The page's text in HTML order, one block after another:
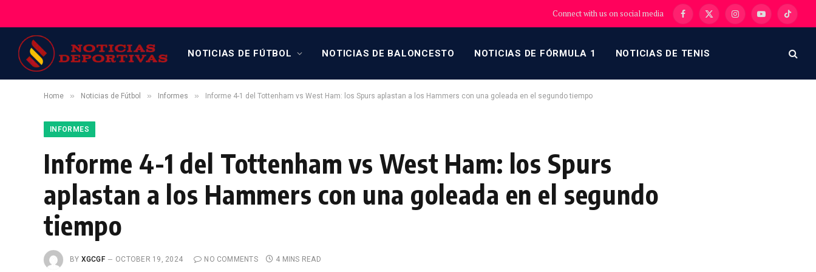
Connect with us on social media Facebook
X
InstagramYouTubeTikTok
NOTICIAS DE FÚTBOL NOTICIAS DE BALONCESTO NOTICIAS DE FÓRMULA 1 NOTICIAS DE TENIS
Home » Noticias de Fútbol » Informes » Informe 4-1 del Tottenham vs West Ham: los Spurs aplastan a los Hammers con una goleada en el segundo tiempo
INFORMES
Informe 4-1 del Tottenham vs West Ham: los Spurs
aplastan a los Hammers con una goleada en el segundo
tiempo
BY XGCGF OCTOBER 19, 2024 NO COMMENTS 4 MINS READ